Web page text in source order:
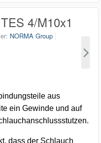
4/M10x1
NORMA Group
aus
ein Gewinde und auf
dass der Schlauch